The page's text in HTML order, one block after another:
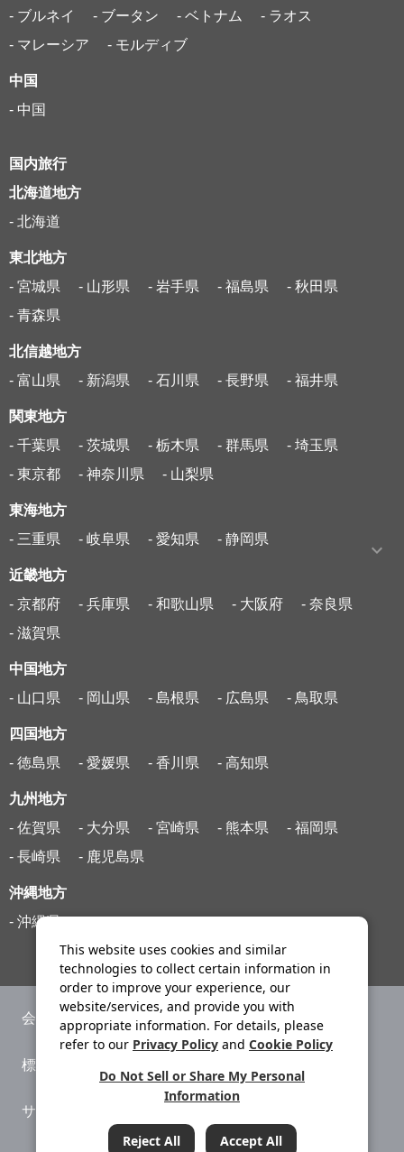
- ブルネイ
- ブータン - ベトナム
- ラオス
- マレーシア
- モルディブ
中国
- 中国
国内旅行
北海道地方
- 北海道
東北地方
- 宮城県
- 山形県 - 岩手県 - 福島県
- 秋田県
- 青森県
北信越地方
- 富山県
- 新潟県 - 石川県 - 長野県 - 福井県
関東地方
- 千葉県
- 茨城県 - 栃木県 - 群馬県
- 埼玉県
- 東京都
- 神奈川県 - 山梨県
東海地方
- 三重県
- 岐阜県 - 愛知県 - 静岡県
近畿地方
- 京都府
- 兵庫県 - 和歌山県 - 大阪府
- 奈良県
- 滋賀県
中国地方
- 山口県
- 岡山県 - 島根県 - 広島県 - 鳥取県
四国地方
- 徳島県
- 愛媛県 - 香川県 - 高知県
九州地方
- 佐賀県
- 大分県 - 宮崎県 - 熊本県
- 福岡県
- 長崎県
- 鹿児島県
沖縄地方
- 沖縄県
会社案内 ニュースリリース
標識・約款
サイトマップ
This website uses cookies and similar
technologies to collect certain information in
order to improve your experience, our
website/services, and provide you with
appropriate information. For details, please
refer to our Privacy Policy and Cookie Policy
Do Not Sell or Share My Personal
Information
Reject All Accept All